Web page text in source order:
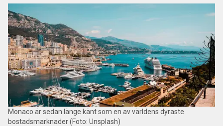
Monaco är sedan länge känt som en av världens dyraste
bostadsmarknader (Foto: Unsplash)